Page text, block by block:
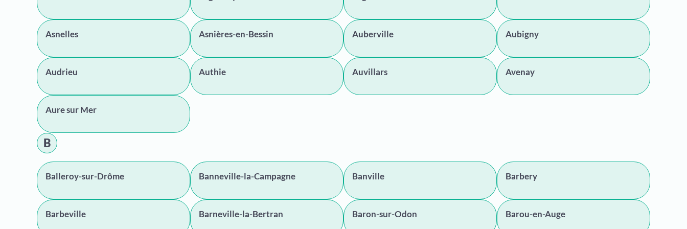
Asnelles Asnières-en-Bessin Auberville Aubigny
Audrieu Authie Auvillars Avenay
Aure sur Mer
B
Balleroy-sur-Drôme Banneville-la-Campagne Banville Barbery
Barbeville Barneville-la-Bertran Baron-sur-Odon Barou-en-Auge